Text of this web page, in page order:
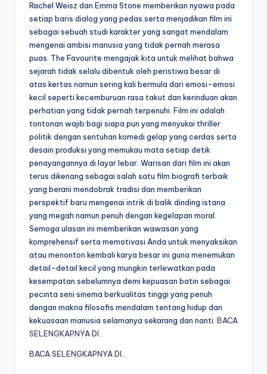
Rachel Weisz dan Emma Stone memberikan nyawa pada
setiap baris dialog yang pedas serta menjadikan film ini
sebagai sebuah studi karakter yang sangat mendalam
mengenai ambisi manusia yang tidak pernah merasa
puas. The Favourite mengajak kita untuk melihat bahwa
sejarah tidak selalu dibentuk oleh peristiwa besar di
atas kertas namun sering kali bermula dari emosi-emosi
kecil seperti kecemburuan rasa takut dan kerinduan akan
perhatian yang tidak pernah terpenuhi. Film ini adalah
tontonan wajib bagi siapa pun yang menyukai thriller
politik dengan sentuhan komedi gelap yang cerdas serta
desain produksi yang memukau mata setiap detik
penayangannya di layar lebar. Warisan dari film ini akan
terus dikenang sebagai salah satu film biografi terbaik
yang berani mendobrak tradisi dan memberikan
perspektif baru mengenai intrik di balik dinding istana
yang megah namun penuh dengan kegelapan moral.
Semoga ulasan ini memberikan wawasan yang
komprehensif serta memotivasi Anda untuk menyaksikan
atau menonton kembali karya besar ini guna menemukan
detail-detail kecil yang mungkin terlewatkan pada
kesempatan sebelumnya demi kepuasan batin sebagai
pecinta seni sinema berkualitas tinggi yang penuh
dengan makna filosofis mendalam tentang hidup dan
kekuasaan manusia selamanya sekarang dan nanti. BACA
SELENGKAPNYA DI..
BACA SELENGKAPNYA DI..